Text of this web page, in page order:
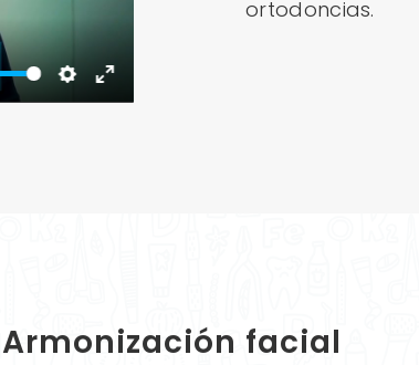
Settings
Enter
ortodoncias.
Armonización facial